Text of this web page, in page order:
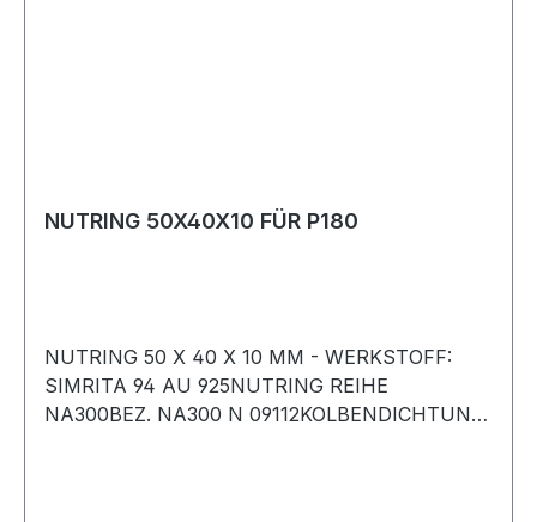
NUTRING 50X40X10 FÜR P180
NUTRING 50 X 40 X 10 MM - WERKSTOFF:
SIMRITA 94 AU 925NUTRING REIHE
NA300BEZ. NA300 N 09112KOLBENDICHTUNG